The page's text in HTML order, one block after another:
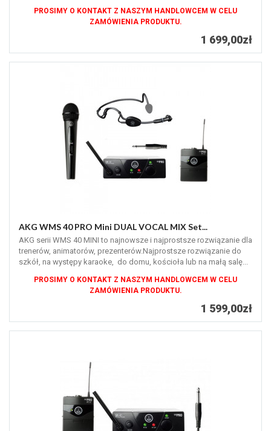
PROSIMY O KONTAKT Z NASZYM HANDLOWCEM W CELU
ZAMÓWIENIA PRODUKTU.
1 699,00zł
AKG WMS 40 PRO Mini DUAL VOCAL MIX Set...
AKG serii WMS 40 MINI to najnowsze i najprostsze rozwiązanie dla
trenerów, animatorów, prezenterów.Najprostsze rozwiązanie do
szkół, na występy karaoke, do domu, kościoła lub na małą salę...
PROSIMY O KONTAKT Z NASZYM HANDLOWCEM W CELU
ZAMÓWIENIA PRODUKTU.
1 599,00zł